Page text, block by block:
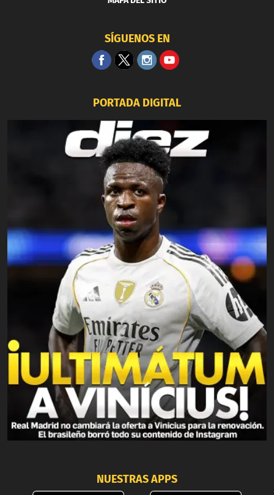
SÍGUENOS EN
PORTADA DIGITAL
NUESTRAS APPS